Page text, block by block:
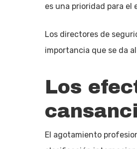
es una prioridad para el
Los directores de
importancia que se da
Los
El agotamiento